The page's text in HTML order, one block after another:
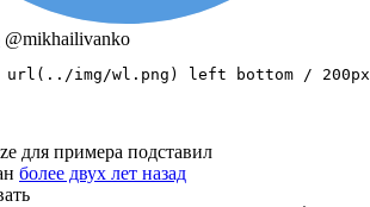
@mikhailivanko
url(../img/wl.png) left bottom /
для примера подставил
более двух лет назад